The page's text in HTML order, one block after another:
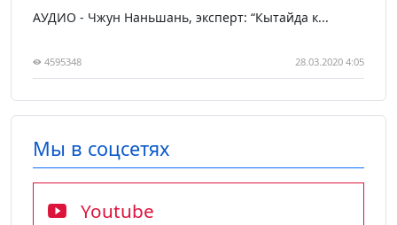
АУДИО - Чжун Наньшань, эксперт: “Кытайда к...
4595348 28.03.2020 4:05
Мы в соцсетях
Youtube